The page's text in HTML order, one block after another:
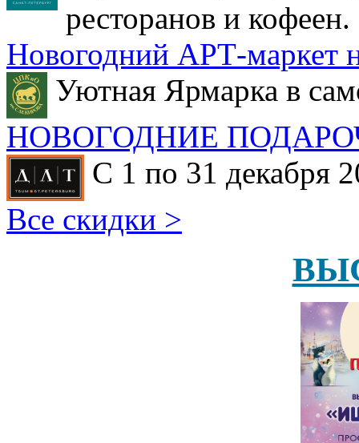
ресторанов и кофеен.
Новогодний АРТ-маркет
Уютная Ярмарка в
НОВОГОДНИЕ
С 1 по 31 декабря
Все скидки >